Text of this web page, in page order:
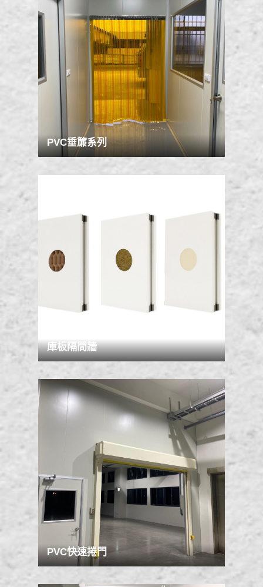
PVC垂簾系列
庫板隔間牆
PVC快速捲門